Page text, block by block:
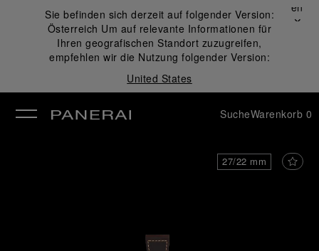
Sie befinden sich derzeit auf folgender Version:
Österreich Um auf relevante Informationen für
Ihren geografischen Standort zuzugreifen,
empfehlen wir die Nutzung folgender Version:
United States
Schließen
✕
SucheWarenkorb 0
27/22 mm